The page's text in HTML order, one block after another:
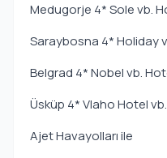
Medugorje 4* Sole vb.
Saraybosna 4* Holiday
Belgrad 4* Nobel vb.
Üsküp 4* Vlaho Hotel
Ajet Havayolları ile